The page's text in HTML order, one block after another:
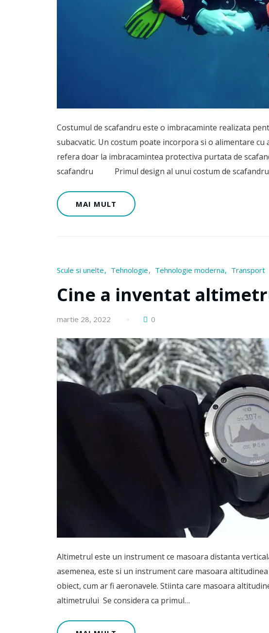
Costumul de scafandru este o imbracaminte realizata
subacvatic. Un costum poate incorpora si o alimentare
refera doar la imbracamintea protectiva purtata de
scafandru Primul design al unui costum de
MAI MULT
Scule si unelte Tehnologie Tehnologie moderna Transport
Cine a inventat
martie 28, 2022 0
Altimetrul este un instrument ce masoara distanta
asemenea, este si un instrument care masoara
obiect, cum ar fi aeronavele. Stiinta care masoara
altimetrului Se considera ca primul…